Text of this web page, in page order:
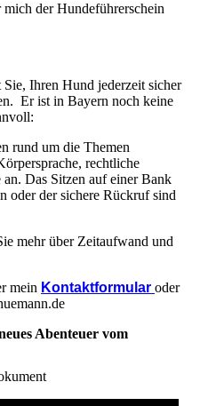
der Hundeführerschein
Ihren Hund jederzeit sicher
Er ist in Bayern noch keine
rund um die Themen
rechtliche
Das Sitzen auf einer Bank
oder der sichere Rückruf sind
mehr über Zeitaufwand und
mein Kontaktformular oder
Abenteuer vom